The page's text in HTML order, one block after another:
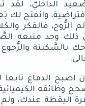
الداخليّ،
وانفتح لك
الرُّوح، فالفكر
ذلك وجد منبعه
بالسَّكينة والرُّجوع
اصبح الدماغ
وظائفه
اليقظة عندك،